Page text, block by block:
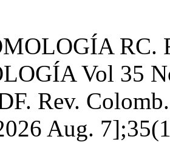
Vol 35
Rev.
Aug.